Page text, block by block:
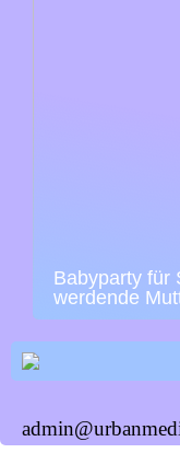
Babyparty für
werdende